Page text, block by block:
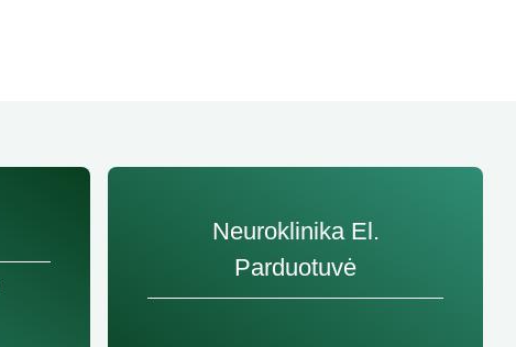
Neuroklinika El.
Parduotuvė